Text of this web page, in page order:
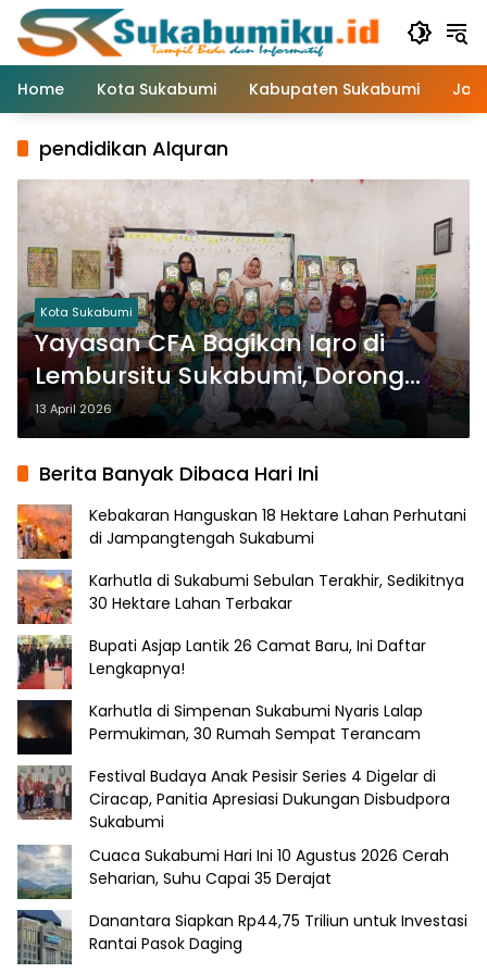
Langsung
konten
Home
Kota Sukabumi Kabupaten Sukabumi
pendidikan Alquran
Kota Sukabumi
Yayasan CFA Bagikan Iqro di
Lembursitu Sukabumi, Dorong
Anak Belajar Alquran Sejak Dini
13 April 2026
Berita Banyak Dibaca Hari Ini
Kebakaran Hanguskan 18 Hektare Lahan Perhutani
di Jampangtengah Sukabumi
Karhutla di Sukabumi Sebulan Terakhir, Sedikitnya
30 Hektare Lahan Terbakar
Bupati Asjap Lantik 26 Camat Baru, Ini Daftar
Lengkapnya!
Karhutla di Simpenan Sukabumi Nyaris Lalap
Permukiman, 30 Rumah Sempat Terancam
Festival Budaya Anak Pesisir Series 4 Digelar di
Ciracap, Panitia Apresiasi Dukungan Disbudpora
Sukabumi
Cuaca Sukabumi Hari Ini 10 Agustus 2026 Cerah
Seharian, Suhu Capai 35 Derajat
Danantara Siapkan Rp44,75 Triliun untuk Investasi
Rantai Pasok Daging